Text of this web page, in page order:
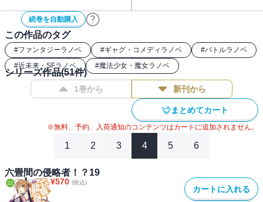
続巻を自動購入
この作品のタグ
#ファンタジーラノベ #ギャグ・コメディラノベ #バトルラノベ
#近未来・SFラノベ #魔法少女・魔女ラノベ
シリーズ作品(51件)
1巻から 新刊から
まとめてカート
※無料、予約、入荷通知のコンテンツはカートに追加されません。
1 2 3 4 5 6
六畳間の侵略者！？19
¥570 (税込)
カートに入れる